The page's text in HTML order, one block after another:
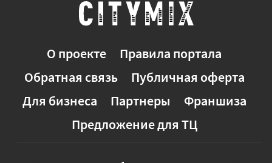
О проекте
Правила портала
Обратная связь
Публичная оферта
Для бизнеса
Партнеры
Франшиза
Предложение для ТЦ